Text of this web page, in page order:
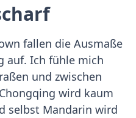
fallen die Ausmaße
auf. Ich fühle mich
und zwischen
wird kaum
selbst Mandarin wird